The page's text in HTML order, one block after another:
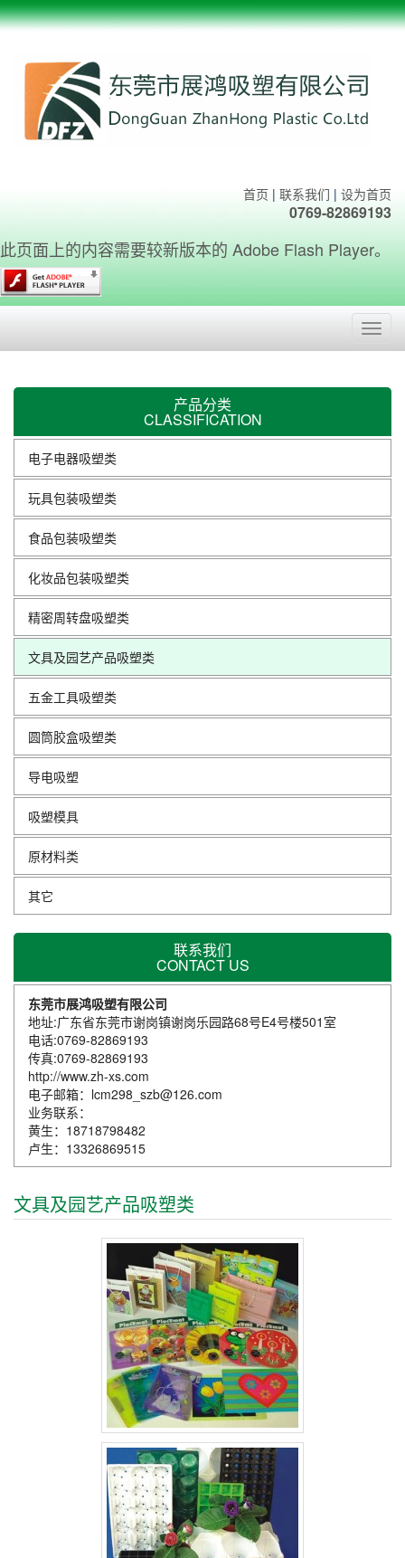
首页 | 联系我们 | 设为首页
0769-82869193
此页面上的内容需要较新版本的 Adobe Flash Player。
产品分类
CLASSIFICATION
电子电器吸塑类
玩具包装吸塑类
食品包装吸塑类
化妆品包装吸塑类
精密周转盘吸塑类
文具及园艺产品吸塑类
五金工具吸塑类
圆筒胶盒吸塑类
导电吸塑
吸塑模具
原材料类
其它
联系我们
CONTACT US
东莞市展鸿吸塑有限公司
地址:广东省东莞市谢岗镇谢岗乐园路68号E4号楼501室
电话:0769-82869193
传真:0769-82869193
http://www.zh-xs.com
电子邮箱：lcm298_szb@126.com
业务联系：
黄生：18718798482
卢生：13326869515
文具及园艺产品吸塑类